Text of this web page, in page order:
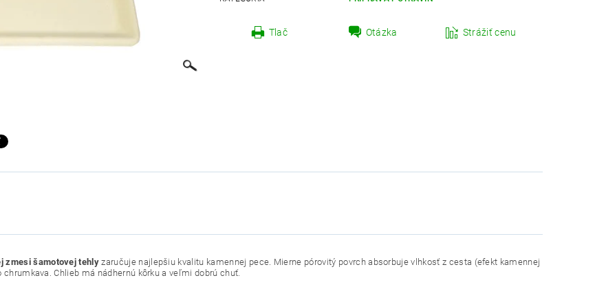
Tlač Otázka Strážiť cenu
zmesi šamotovej tehly zaručuje najlepšiu kvalitu kamennej pece. Mierne pórovitý povrch absorbuje vlhkosť z cesta (efekt kamennej
chrumkava. Chlieb má nádhernú kôrku a veľmi dobrú chuť.